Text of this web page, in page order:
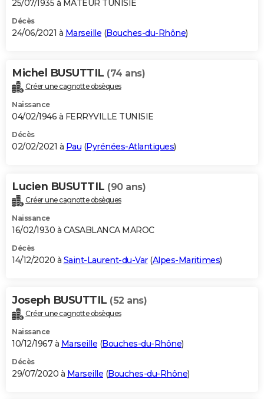
25/07/1935 à MATEUR TUNISIE
Décès
24/06/2021 à Marseille (Bouches-du-Rhône)
Michel BUSUTTIL (74 ans)
Créer une cagnotte obsèques
Naissance
04/02/1946 à FERRYVILLE TUNISIE
Décès
02/02/2021 à Pau (Pyrénées-Atlantiques)
Lucien BUSUTTIL (90 ans)
Créer une cagnotte obsèques
Naissance
16/02/1930 à CASABLANCA MAROC
Décès
14/12/2020 à Saint-Laurent-du-Var(Alpes-Maritimes)
Joseph BUSUTTIL (52 ans)
Créer une cagnotte obsèques
Naissance
10/12/1967 à Marseille (Bouches-du-Rhône)
Décès
29/07/2020 à Marseille (Bouches-du-Rhône)